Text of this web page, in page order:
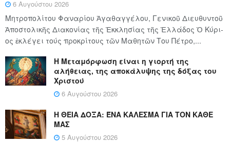
6 Αυγούστου 2026
Μητροπολίτου Φαναρίου Ἀγαθαγγέλου, Γενικοῦ Διευθυντοῦ
Ἀποστολικῆς Διακονίας τῆς Ἐκκλησίας τῆς Ἑλλάδος Ὁ Κύ­ρι­
ος ἐκλέγει τούς προ­κρί­τους τῶν Μα­θη­τῶν Του Πέ­τρο,...
Η Μεταμόρφωση είναι η γιορτή της
αλήθειας, της αποκάλυψης της δόξας του
Χριστού
6 Αυγούστου 2026
Η ΘΕΙΑ ΔΟΞΑ: ΈΝΑ ΚΑΛΕΣΜΑ ΓΙΑ ΤΟΝ ΚΑΘΕ
ΜΑΣ
5 Αυγούστου 2026